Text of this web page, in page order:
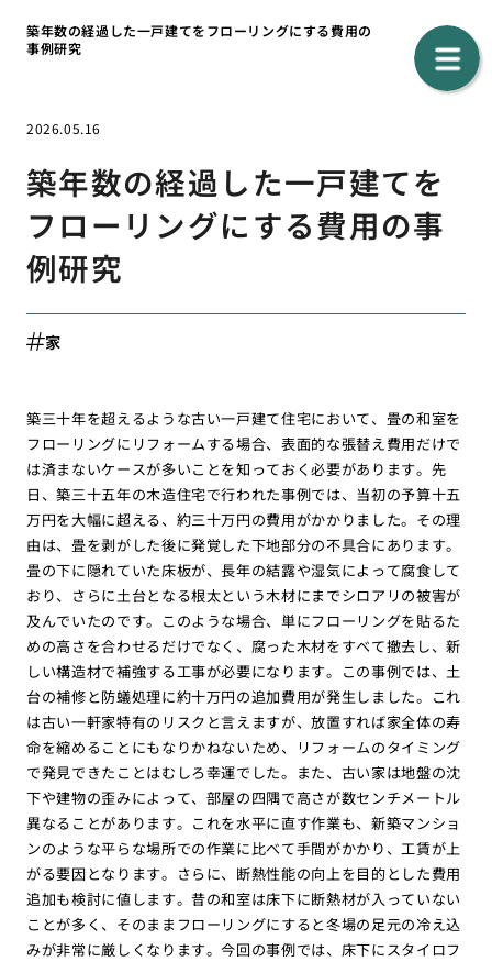
築年数の経過した一戸建てをフローリングにする費用の
事例研究
2026.05.16
築年数の経過した一戸建てを
フローリングにする費用の事
例研究
家
築三十年を超えるような古い一戸建て住宅において、畳の和室を
フローリングにリフォームする場合、表面的な張替え費用だけで
は済まないケースが多いことを知っておく必要があります。先
日、築三十五年の木造住宅で行われた事例では、当初の予算十五
万円を大幅に超える、約三十万円の費用がかかりました。その理
由は、畳を剥がした後に発覚した下地部分の不具合にあります。
畳の下に隠れていた床板が、長年の結露や湿気によって腐食して
おり、さらに土台となる根太という木材にまでシロアリの被害が
及んでいたのです。このような場合、単にフローリングを貼るた
めの高さを合わせるだけでなく、腐った木材をすべて撤去し、新
しい構造材で補強する工事が必要になります。この事例では、土
台の補修と防蟻処理に約十万円の追加費用が発生しました。これ
は古い一軒家特有のリスクと言えますが、放置すれば家全体の寿
命を縮めることにもなりかねないため、リフォームのタイミング
で発見できたことはむしろ幸運でした。また、古い家は地盤の沈
下や建物の歪みによって、部屋の四隅で高さが数センチメートル
異なることがあります。これを水平に直す作業も、新築マンショ
ンのような平らな場所での作業に比べて手間がかかり、工賃が上
がる要因となります。さらに、断熱性能の向上を目的とした費用
追加も検討に値します。昔の和室は床下に断熱材が入っていない
ことが多く、そのままフローリングにすると冬場の足元の冷え込
みが非常に厳しくなります。今回の事例では、床下にスタイロフ